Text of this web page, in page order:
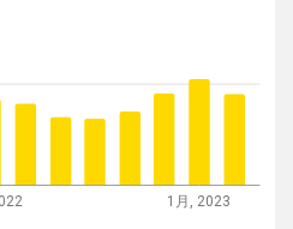
1月, 2023